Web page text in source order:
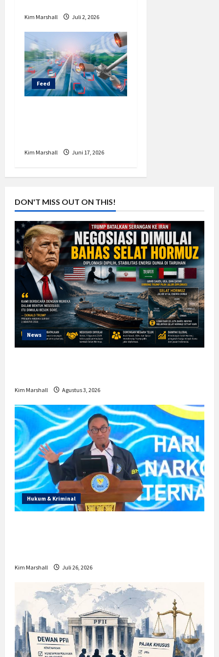
Kim Marshall Juli 2, 2026
Feed
Kim Marshall Juni 17, 2026
DON'T MISS OUT ON THIS!
News
Kim Marshall Agustus 3, 2026
Hukum & Kriminal
Kim Marshall Juli 26, 2026